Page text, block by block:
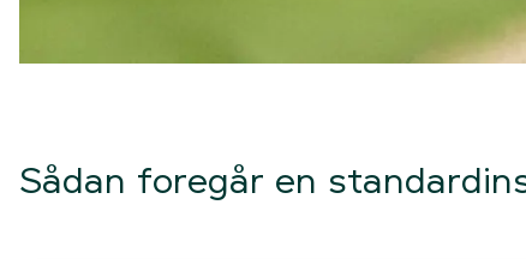
Sådan foregår en